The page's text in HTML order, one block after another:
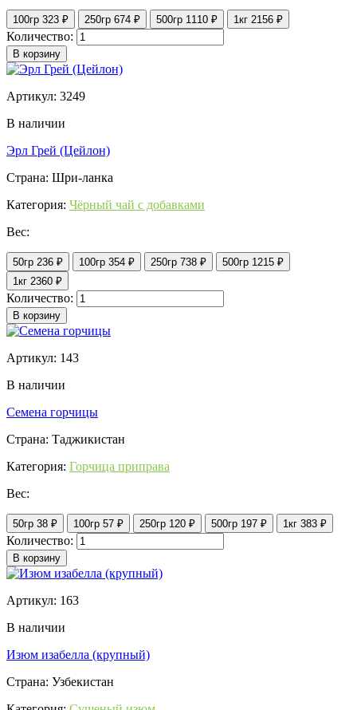
100гр 323 ₽ 250гр 674 ₽ 500гр 1110 ₽ 1кг 2156 ₽
Количество:
В корзину
Артикул: 3249
В наличии
Эрл Грей (Цейлон)
Страна: Шри-ланка
Категория: Чёрный чай с добавками
Вес:
50гр 236 ₽ 100гр 354 ₽ 250гр 738 ₽ 500гр 1215 ₽
1кг 2360 ₽
Количество:
В корзину
Артикул: 143
В наличии
Семена горчицы
Страна: Таджикистан
Категория: Горчица приправа
Вес:
50гр 38 ₽ 100гр 57 ₽ 250гр 120 ₽ 500гр 197 ₽ 1кг 383 ₽
Количество:
В корзину
Артикул: 163
В наличии
Изюм изабелла (крупный)
Страна: Узбекистан